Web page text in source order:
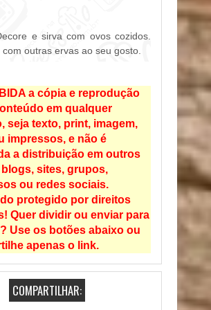
e sirva com ovos cozidos.
com outras ervas ao seu gosto.
a cópia e reprodução
em qualquer
seja texto, print, imagem,
impressos, e não é
a distribuição em outros
sites, grupos,
ou redes sociais.
protegido por direitos
Quer dividir ou enviar para
Use os botões abaixo ou
apenas o link.
COMPARTILHAR: